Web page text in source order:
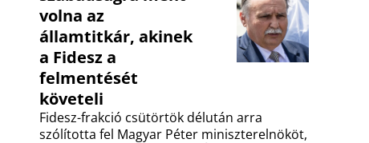
volna az
államtitkár, akinek
a Fidesz a
felmentését
követeli
Fidesz-frakció csütörtök délután arra
szólította fel Magyar Péter miniszterelnököt,